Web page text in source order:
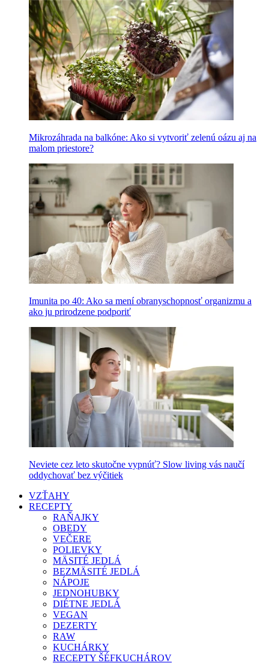
Mikrozáhrada na balkóne: Ako si vytvoriť zelenú oázu aj na
malom priestore?
Imunita po 40: Ako sa mení obranyschopnosť organizmu a
ako ju prirodzene podporiť
Neviete cez leto skutočne vypnúť? Slow living vás naučí
oddychovať bez výčitiek
VZŤAHY
RECEPTY
RAŇAJKY
OBEDY
VEČERE
POLIEVKY
MÄSITÉ JEDLÁ
BEZMÄSITÉ JEDLÁ
NÁPOJE
JEDNOHUBKY
DIÉTNE JEDLÁ
VEGAN
DEZERTY
RAW
KUCHÁRKY
RECEPTY ŠÉFKUCHÁROV